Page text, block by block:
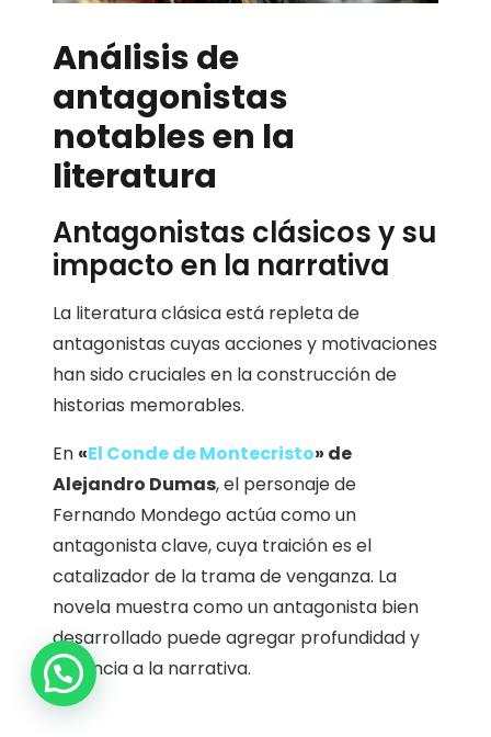
Análisis de
antagonistas
notables en la
literatura
Antagonistas clásicos y su
impacto en la narrativa
La literatura clásica está repleta de
antagonistas cuyas acciones y motivaciones
han sido cruciales en la construcción de
historias memorables.
En «El Conde de Montecristo» de
Alejandro Dumas, el personaje de
Fernando Mondego actúa como un
antagonista clave, cuya traición es el
catalizador de la trama de venganza. La
novela muestra como un antagonista bien
desarrollado puede agregar profundidad y
urgencia a la narrativa.
1